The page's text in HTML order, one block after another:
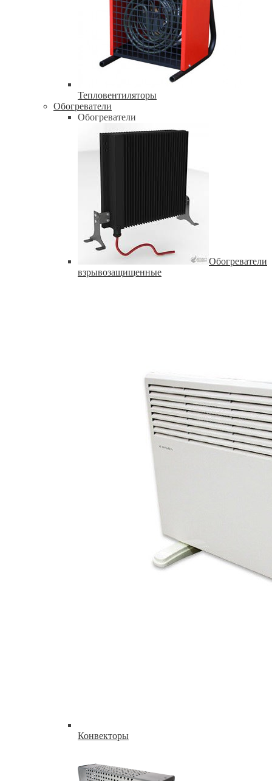
Тепловентиляторы
Обогреватели
Обогреватели
Обогреватели
взрывозащищенные
Конвекторы